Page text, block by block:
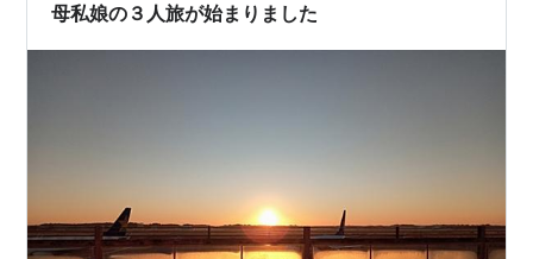
母私娘の３人旅が始まりました